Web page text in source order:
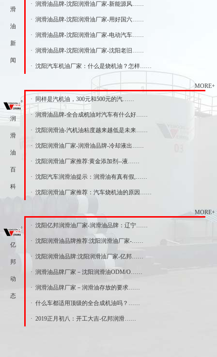
滑
油
新
闻
· 润滑油品牌-沈阳润滑油厂家-新能源风……
· 润滑油品牌-沈阳润滑油厂家-用好国六……
· 润滑油品牌-沈阳润滑油厂家-电动汽车……
· 润滑油品牌-沈阳润滑油厂家-沈阳老旧……
· 沈阳汽车机油厂家：什么是烧机油？怎样……
MORE+
润
滑
油
百
科
· 同样是汽机油，300元和500元的汽……
· 润滑油品牌-全合成机油对汽车有什么好……
· 沈阳润滑油-汽机油粘度越来越低是未来……
· 沈阳润滑油厂家-润滑油品牌-冷却液出……
· 沈阳润滑油厂家推荐:黄金添加剂--液……
· 沈阳汽车润滑油提示：润滑油有真有假,……
· 沈阳润滑油厂家推荐：汽车烧机油的原因……
MORE+
亿
邦
动
态
· 沈阳亿邦润滑油厂家-润滑油品牌：辽宁……
· 沈阳润滑油品牌推荐:沈阳润滑油厂家-……
· 沈阳润滑油品牌:沈阳润滑油厂家-亿邦……
· 润滑油品牌厂家－沈阳润滑油ODM/O……
· 润滑油品牌厂家－润滑油存放的要求……
· 什么车都适用顶级的全合成机油吗？……
· 2019正月初八：开工大吉-亿邦润滑……